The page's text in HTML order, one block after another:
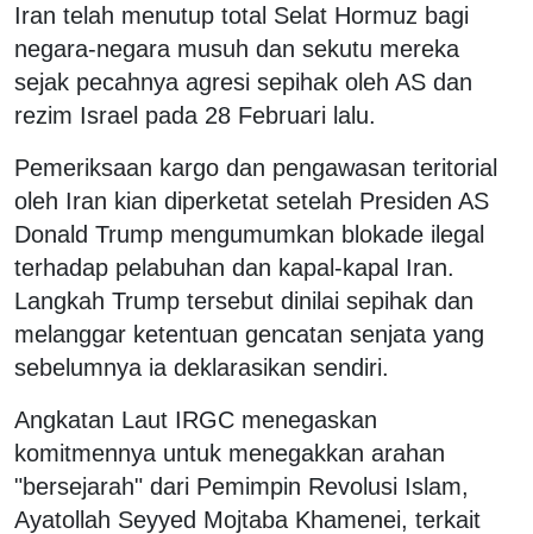
Iran telah menutup total Selat Hormuz bagi
negara-negara musuh dan sekutu mereka
sejak pecahnya agresi sepihak oleh AS dan
rezim Israel pada 28 Februari lalu.
Pemeriksaan kargo dan pengawasan teritorial
oleh Iran kian diperketat setelah Presiden AS
Donald Trump mengumumkan blokade ilegal
terhadap pelabuhan dan kapal-kapal Iran.
Langkah Trump tersebut dinilai sepihak dan
melanggar ketentuan gencatan senjata yang
sebelumnya ia deklarasikan sendiri.
Angkatan Laut IRGC menegaskan
komitmennya untuk menegakkan arahan
"bersejarah" dari Pemimpin Revolusi Islam,
Ayatollah Seyyed Mojtaba Khamenei, terkait